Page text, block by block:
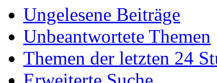
Ungelesene Beiträge
Unbeantwortete Themen
Themen der letzten 24